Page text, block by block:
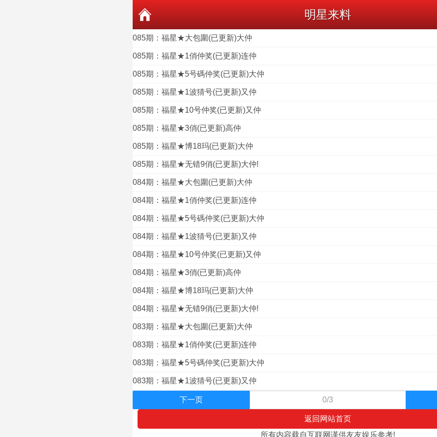
明星来料
085期：福星★大包圍(已更新)大仲
085期：福星★1俏仲奖(已更新)连仲
085期：福星★5号碼仲奖(已更新)大仲
085期：福星★1波猜号(已更新)又仲
085期：福星★10号仲奖(已更新)又仲
085期：福星★3俏(已更新)高仲
085期：福星★博18玛(已更新)大仲
085期：福星★无错9俏(已更新)大仲!
084期：福星★大包圍(已更新)大仲
084期：福星★1俏仲奖(已更新)连仲
084期：福星★5号碼仲奖(已更新)大仲
084期：福星★1波猜号(已更新)又仲
084期：福星★10号仲奖(已更新)又仲
084期：福星★3俏(已更新)高仲
084期：福星★博18玛(已更新)大仲
084期：福星★无错9俏(已更新)大仲!
083期：福星★大包圍(已更新)大仲
083期：福星★1俏仲奖(已更新)连仲
083期：福星★5号碼仲奖(已更新)大仲
083期：福星★1波猜号(已更新)又仲
下一页 0/3
返回网站首页
所有内容载自互联网谨供友友娱乐参考!